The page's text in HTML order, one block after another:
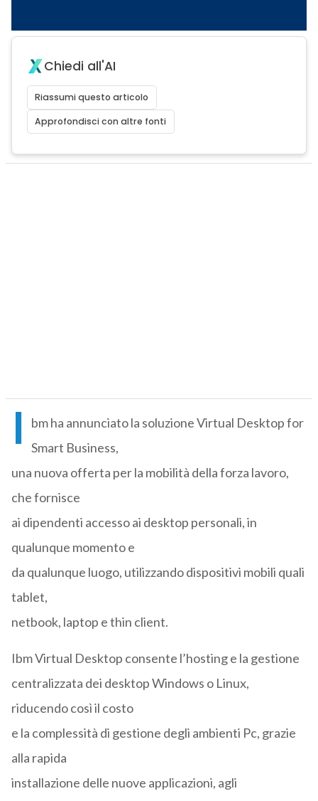
Chiedi all'AI
Riassumi questo articolo
Approfondisci con altre fonti
I
bm ha annunciato la soluzione Virtual Desktop for
Smart Business,
una nuova offerta per la mobilità della forza lavoro,
che fornisce
ai dipendenti accesso ai desktop personali, in
qualunque momento e
da qualunque luogo, utilizzando dispositivi mobili quali
tablet,
netbook, laptop e thin client.
Ibm Virtual Desktop consente l’hosting e la gestione
centralizzata dei desktop Windows o Linux,
riducendo così il costo
e la complessità di gestione degli ambienti Pc, grazie
alla rapida
installazione delle nuove applicazioni, agli